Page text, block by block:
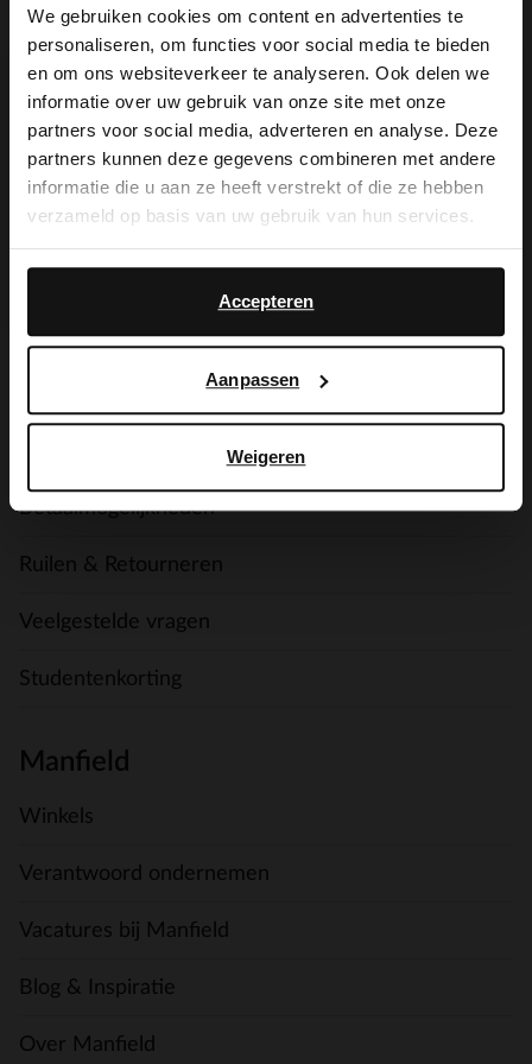
We gebruiken cookies om content en advertenties te
personaliseren, om functies voor social media te bieden
en om ons websiteverkeer te analyseren. Ook delen we
informatie over uw gebruik van onze site met onze
partners voor social media, adverteren en analyse. Deze
partners kunnen deze gegevens combineren met andere
informatie die u aan ze heeft verstrekt of die ze hebben
verzameld op basis van uw gebruik van hun services.
Accepteren
Aanpassen
Weigeren
voordelen wachten
op je.
MELD JE AAN VOOR MY MANFIELD
Service
Betaalmogelijkheden
Ruilen & Retourneren
Veelgestelde vragen
Studentenkorting
Manfield
Winkels
Verantwoord ondernemen
Vacatures bij Manfield
Blog & Inspiratie
Over Manfield
×
View this website in English?
It looks like your language isn't Dutch. Would
you like to switch to English?
English